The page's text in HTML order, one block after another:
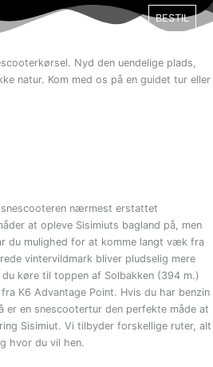
BESTIL
Nyd den uendelige plads,
natur. Kom med os på en guidet tur eller
nærmest erstattet
at opleve Sisimiuts bagland på, men
du mulighed for at komme langt væk fra
vintervildmark bliver pludselig mere
køre til toppen af Solbakken (394 m.)
K6 Advantage Point. Hvis du har benzin
er en snescootertur den perfekte måde at
Sisimiut. Vi tilbyder forskellige ruter, alt
hvor du vil hen.